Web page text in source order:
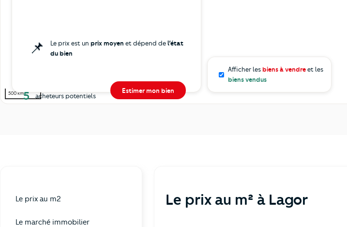
📌 Le prix est un prix moyen et dépend del’état
du bien
5 acheteurs potentiels
Estimer mon bien
500 km
Afficher les biens à vendreet les
biens vendus
Le prix au m2
Le marché immobilier
Le prix au m² à Lagor